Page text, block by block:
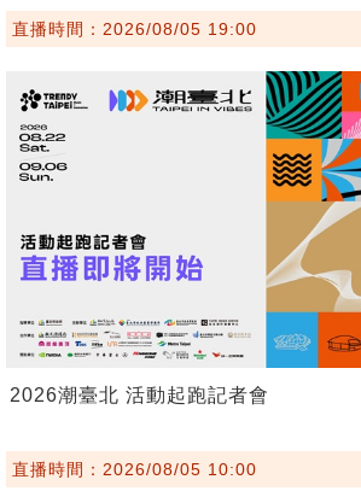
直播時間：2026/08/05 19:00
2026潮臺北 活動起跑記者會
直播時間：2026/08/05 10:00